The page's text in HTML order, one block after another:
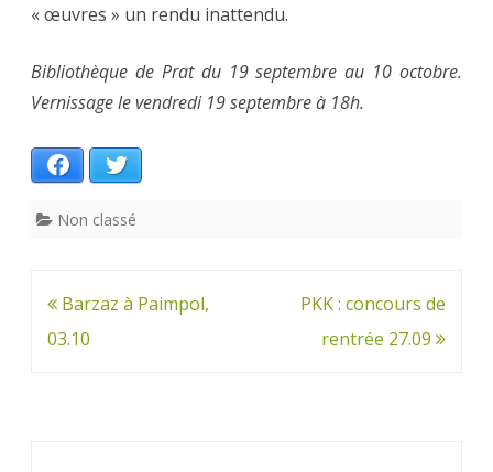
« œuvres » un rendu inattendu.
Bibliothèque de Prat du 19 septembre au 10 octobre.
Vernissage le vendredi 19 septembre à 18h.
Facebook
Non classé
Navigation
de
Barzaz à Paimpol,
03.10
PKK : concours de
rentrée 27.09